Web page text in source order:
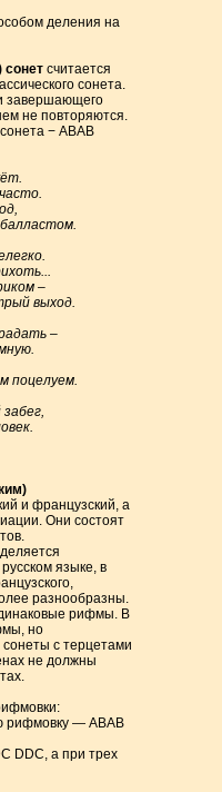
деления на
сонет считается
сонета.
завершающего
не повторяются.
− АВАВ
–
выход.
–
поцелуем.
и французский, а
Они состоят
языке, в
разнообразны.
рифмы. В
но
с терцетами
не должны
рифмовку — АВАВ
DDC, а при трех